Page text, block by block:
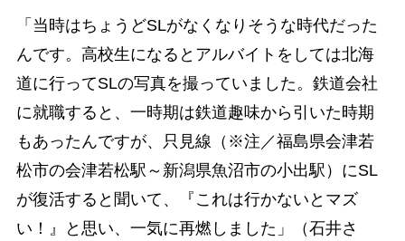
「当時はちょうどSLがなくなりそうな時代だった
んです。高校生になるとアルバイトをしては北海
道に行ってSLの写真を撮っていました。鉄道会社
に就職すると、一時期は鉄道趣味から引いた時期
もあったんですが、只見線（※注／福島県会津若
松市の会津若松駅～新潟県魚沼市の小出駅）にSL
が復活すると聞いて、『これは行かないとマズ
い！』と思い、一気に再燃しました」（石井さ